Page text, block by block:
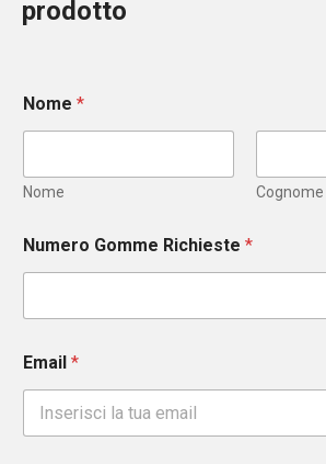
prodotto
Nome *
Nome Cognome
Numero Gomme Richieste *
Email *